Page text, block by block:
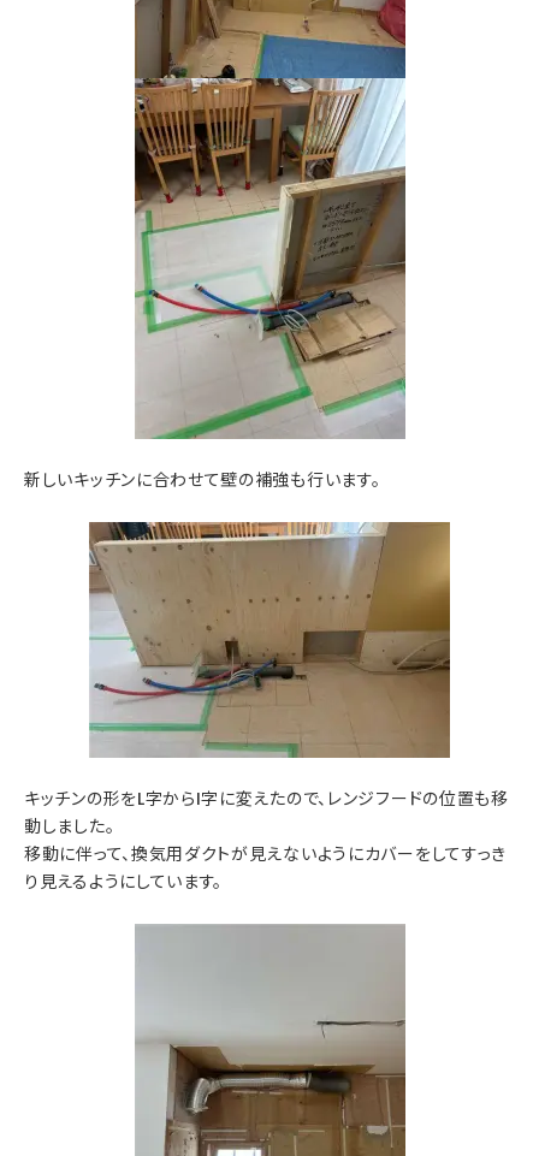
新しいキッチンに合わせて壁の補強も行います。
キッチンの形をL字からI字に変えたので、レンジフードの位置も移
動しました。
移動に伴って、換気用ダクトが見えないようにカバーをしてすっき
り見えるようにしています。